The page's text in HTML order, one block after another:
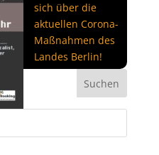
sich über die
aktuellen Corona-
Maßnahmen des
Landes Berlin!